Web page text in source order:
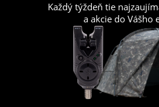
Každý týždeň tie
a akcie do Vášho